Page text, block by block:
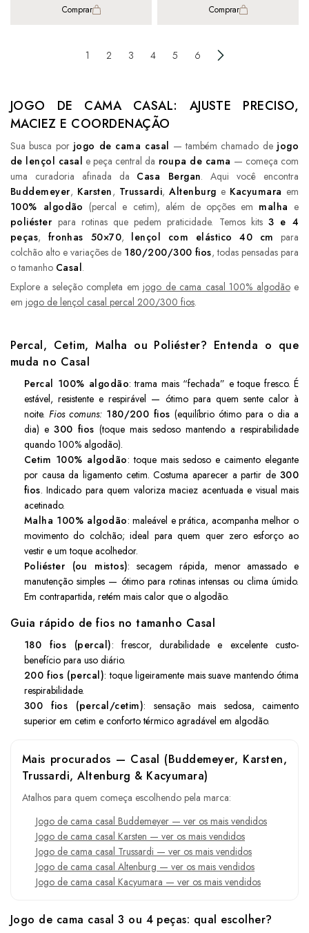
Comprar Comprar
1 2 3 4 5 6
JOGO DE CAMA CASAL: AJUSTE PRECISO,
MACIEZ E COORDENAÇÃO
Sua busca por jogo de cama casal — também chamado de jogo
de lençol casal e peça central da roupa de cama — começa com
uma curadoria afinada da Casa Bergan. Aqui você encontra
Buddemeyer, Karsten, Trussardi,Altenburg e Kacyumara em
100% algodão (percal e cetim), além de opções em malha e
poliéster para rotinas que pedem praticidade. Temos kits3 e 4
peças, fronhas 50×70, lençol com elástico 40 cm para
colchão alto e variações de 180/200/300 fios, todas pensadas para
o tamanho Casal.
Explore a seleção completa emjogo de cama casal 100% algodãoe
em jogo de lençol casal percal 200/300 fios.
Percal, Cetim, Malha ou Poliéster? Entenda o que
muda no Casal
Percal 100% algodão: trama mais “fechada” e toque fresco. É
estável, resistente e respirável — ótimo para quem sente calor à
noite.Fios comuns: 180/200 fios (equilíbrio ótimo para o dia a
dia) e300 fios (toque mais sedoso mantendo a respirabilidade
quando 100% algodão).
Cetim 100% algodão: toque mais sedoso e caimento elegante
por causa da ligamento cetim. Costuma aparecer a partir de 300
fios. Indicado para quem valoriza maciez acentuada e visual mais
acetinado.
Malha 100% algodão: maleável e prática, acompanha melhor o
movimento do colchão; ideal para quem quer zero esforço ao
vestir e um toque acolhedor.
Poliéster (ou mistos): secagem rápida, menor amassado e
manutenção simples — ótimo para rotinas intensas ou clima úmido.
Em contrapartida, retém mais calor que o algodão.
Guia rápido de fios no tamanho Casal
180 fios (percal): frescor, durabilidade e excelente custo-
benefício para uso diário.
200 fios (percal): toque ligeiramente mais suave mantendo ótima
respirabilidade.
300 fios (percal/cetim): sensação mais sedosa, caimento
superior em cetim e conforto térmico agradável em algodão.
Mais procurados — Casal (Buddemeyer, Karsten,
Trussardi, Altenburg & Kacyumara)
Atalhos para quem começa escolhendo pela marca:
Jogo de cama casal Buddemeyer — ver os mais vendidos
Jogo de cama casal Karsten — ver os mais vendidos
Jogo de cama casal Trussardi — ver os mais vendidos
Jogo de cama casal Altenburg — ver os mais vendidos
Jogo de cama casal Kacyumara — ver os mais vendidos
Jogo de cama casal 3 ou 4 peças: qual escolher?